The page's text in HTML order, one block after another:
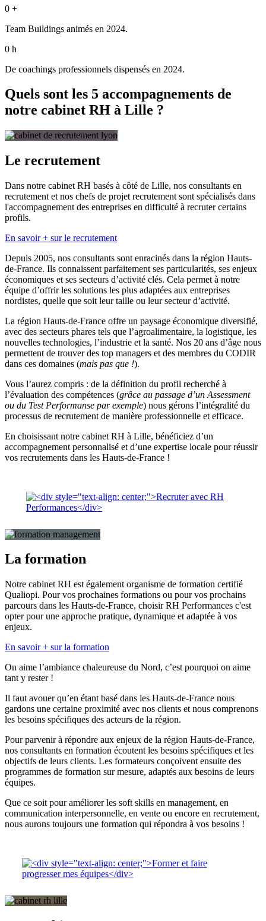
0 +
Team Buildings animés en 2024.
0 h
De coachings professionnels dispensés en 2024.
Quels sont les 5 accompagnements de
notre cabinet RH à Lille ?
Le recrutement
Dans notre cabinet RH basés à côté de Lille, nos consultants en
recrutement et nos chefs de projet recrutement sont spécialisés dans
l'accompagnement des entreprises en difficulté à recruter certains
profils.
En savoir + sur le recrutement
Depuis 2005, nos consultants sont enracinés dans la région Hauts-
de-France. Ils connaissent parfaitement ses particularités, ses enjeux
économiques et ses secteurs d’activité clés. Cela permet à notre
équipe d’offrir les solutions les plus adaptées aux entreprises
nordistes, quelle que soit leur taille ou leur secteur d’activité.
La région Hauts-de-France offre un paysage économique diversifié,
avec des secteurs phares tels que l’agroalimentaire, la logistique, les
nouvelles technologies, l’industrie et la santé. Nos 20 ans d’âge nous
permettent de trouver des top managers et des membres du CODIR
dans ces domaines (mais pas que !).
Vous l’aurez compris : de la définition du profil recherché à
l’évaluation des compétences (grâce au passage d’un Assessment
ou du Test Performanse par exemple) nous gérons l’intégralité du
processus de recrutement de manière professionnelle et efficace.
En choisissant notre cabinet RH à Lille, bénéficiez d’un
accompagnement personnalisé et d’une expertise locale pour réussir
vos recrutements dans les Hauts-de-France !
La formation
Notre cabinet RH est également organisme de formation certifié
Qualiopi. Pour vos prochaines formations ou pour vos prochains
parcours dans les Hauts-de-France, choisir RH Performances c'est
opter pour une approche pratique, dynamique et adaptée à vos
enjeux.
En savoir + sur la formation
On aime l’ambiance chaleureuse du Nord, c’est pourquoi on aime
tant y rester !
Il faut avouer qu’en étant basé dans les Hauts-de-France nous
gardons une certaine proximité avec nos clients et nous comprenons
les besoins spécifiques des acteurs de la région.
Pour parvenir à répondre aux enjeux de la région Hauts-de-France,
nos consultants en formation écoutent les besoins spécifiques et les
objectifs de leurs clients. Les formateurs conçoivent ensuite des
programmes de formation sur mesure, adaptés aux besoins de leurs
équipes.
Que ce soit pour améliorer les soft skills en management, en
communication interpersonnelle, en vente ou encore en recrutement,
nous aurons toujours une formation qui répondra à vos besoins !